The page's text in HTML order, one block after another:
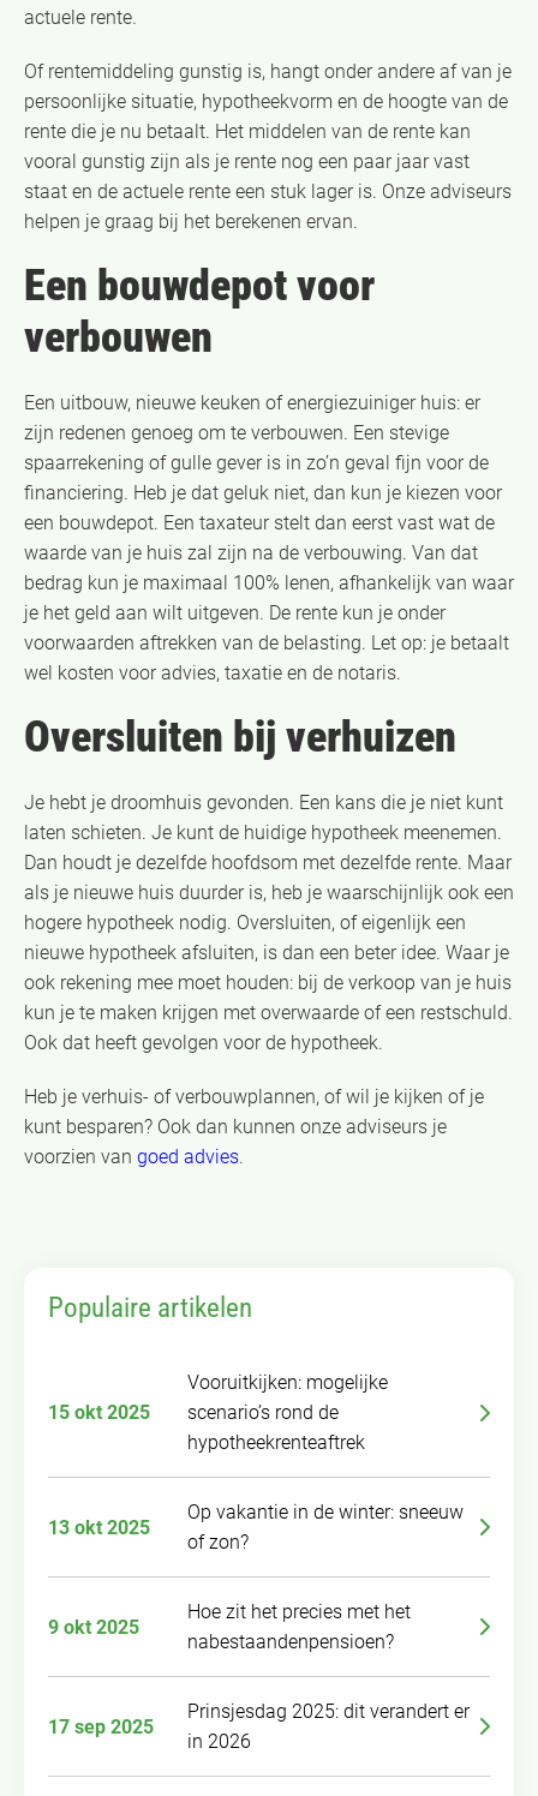
actuele rente.
Of rentemiddeling gunstig is, hangt onder andere af van je
persoonlijke situatie, hypotheekvorm en de hoogte van de
rente die je nu betaalt. Het middelen van de rente kan
vooral gunstig zijn als je rente nog een paar jaar vast
staat en de actuele rente een stuk lager is. Onze adviseurs
helpen je graag bij het berekenen ervan.
Een bouwdepot voor
verbouwen
Een uitbouw, nieuwe keuken of energiezuiniger huis: er
zijn redenen genoeg om te verbouwen. Een stevige
spaarrekening of gulle gever is in zo’n geval fijn voor de
financiering. Heb je dat geluk niet, dan kun je kiezen voor
een bouwdepot. Een taxateur stelt dan eerst vast wat de
waarde van je huis zal zijn na de verbouwing. Van dat
bedrag kun je maximaal 100% lenen, afhankelijk van waar
je het geld aan wilt uitgeven. De rente kun je onder
voorwaarden aftrekken van de belasting. Let op: je betaalt
wel kosten voor advies, taxatie en de notaris.
Oversluiten bij verhuizen
Je hebt je droomhuis gevonden. Een kans die je niet kunt
laten schieten. Je kunt de huidige hypotheek meenemen.
Dan houdt je dezelfde hoofdsom met dezelfde rente. Maar
als je nieuwe huis duurder is, heb je waarschijnlijk ook een
hogere hypotheek nodig. Oversluiten, of eigenlijk een
nieuwe hypotheek afsluiten, is dan een beter idee. Waar je
ook rekening mee moet houden: bij de verkoop van je huis
kun je te maken krijgen met overwaarde of een restschuld.
Ook dat heeft gevolgen voor de hypotheek.
Heb je verhuis- of verbouwplannen, of wil je kijken of je
kunt besparen? Ook dan kunnen onze adviseurs je
voorzien van goed advies.
Populaire artikelen
15 okt 2025
Vooruitkijken: mogelijke
scenario’s rond de
hypotheekrenteaftrek
13 okt 2025
Op vakantie in de winter: sneeuw
of zon?
9 okt 2025
Hoe zit het precies met het
nabestaandenpensioen?
17 sep 2025
Prinsjesdag 2025: dit verandert er
in 2026